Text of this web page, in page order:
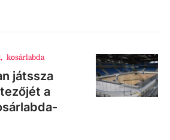
, kosárlabda
játssza
a